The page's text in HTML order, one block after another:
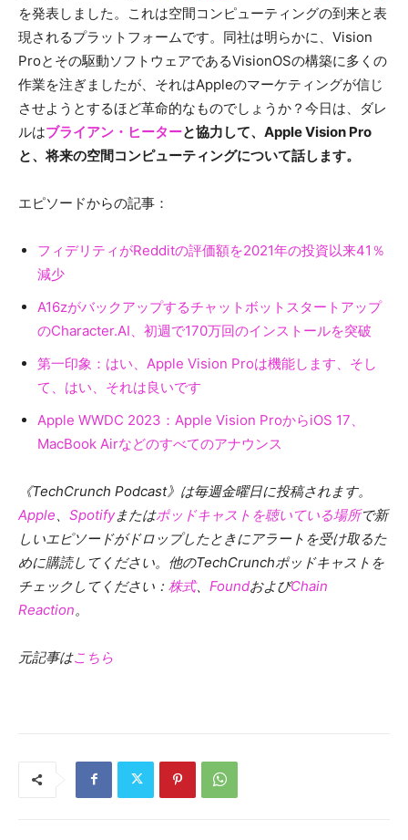
を発表しました。これは空間コンピューティングの到来と表
現されるプラットフォームです。同社は明らかに、Vision
Proとその駆動ソフトウェアであるVisionOSの構築に多くの
作業を注ぎましたが、それはAppleのマーケティングが信じ
させようとするほど革命的なものでしょうか？今日は、ダレ
ルはブライアン・ヒーターと協力して、Apple Vision Pro
と、将来の空間コンピューティングについて話します。
エピソードからの記事：
フィデリティがRedditの評価額を2021年の投資以来41％
減少
A16zがバックアップするチャットボットスタートアップ
のCharacter.AI、初週で170万回のインストールを突破
第一印象：はい、Apple Vision Proは機能します、そし
て、はい、それは良いです
Apple WWDC 2023：Apple Vision ProからiOS 17、
MacBook Airなどのすべてのアナウンス
《TechCrunch Podcast》は毎週金曜日に投稿されます。
Apple
Spotifyまたはポッドキャストを聴いている場所で新
しいエピソードがドロップしたときにアラートを受け取るた
めに購読してください。他のTechCrunchポッドキャストを
チェックしてください： 株式、 FoundおよびChain
Reaction。
元記事はこちら